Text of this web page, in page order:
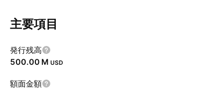
主要項目
発行残高
‪500.00 M‬ USD
額面金額